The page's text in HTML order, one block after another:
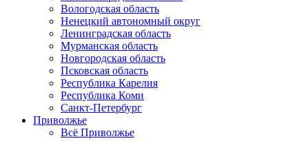
Вологодская область
Ненецкий автономный округ
Ленинградская область
Мурманская область
Новгородская область
Псковская область
Республика Карелия
Республика Коми
Санкт-Петербург
Приволжье
Всё Приволжье